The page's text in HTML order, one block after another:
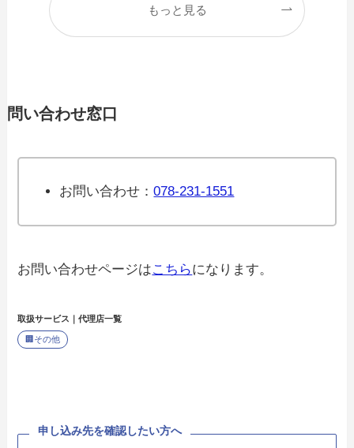
もっと見る
問い合わせ窓口
お問い合わせ：078-231-1551
お問い合わせページはこちらになります。
取扱サービス｜代理店一覧
🏢 その他
申し込み先を確認したい方へ